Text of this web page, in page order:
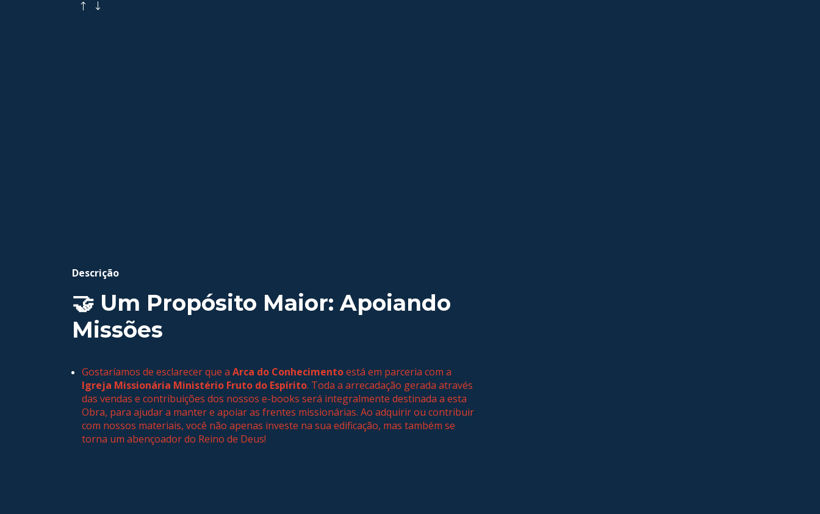
Descrição
🤝 Um Propósito Maior: Apoiando
Missões
Gostaríamos de esclarecer que a Arca do Conhecimentoestá em parceria com a
Igreja Missionária Ministério Fruto do Espírito. Toda a arrecadação gerada através
das vendas e contribuições dos nossos e-books será integralmente destinada a esta
Obra, para ajudar a manter e apoiar as frentes missionárias. Ao adquirir ou contribuir
com nossos materiais, você não apenas investe na sua edificação, mas também se
torna um abençoador do Reino de Deus!